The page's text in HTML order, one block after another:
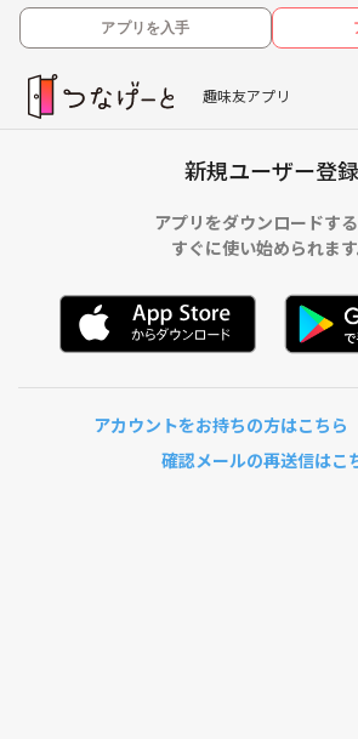
アプリを入手
趣味友アプリ
新規ユーザー登録
アプリをダウンロードする
すぐに使い始められます
アカウントをお持ちの方はこちら
確認メールの再送信はこ